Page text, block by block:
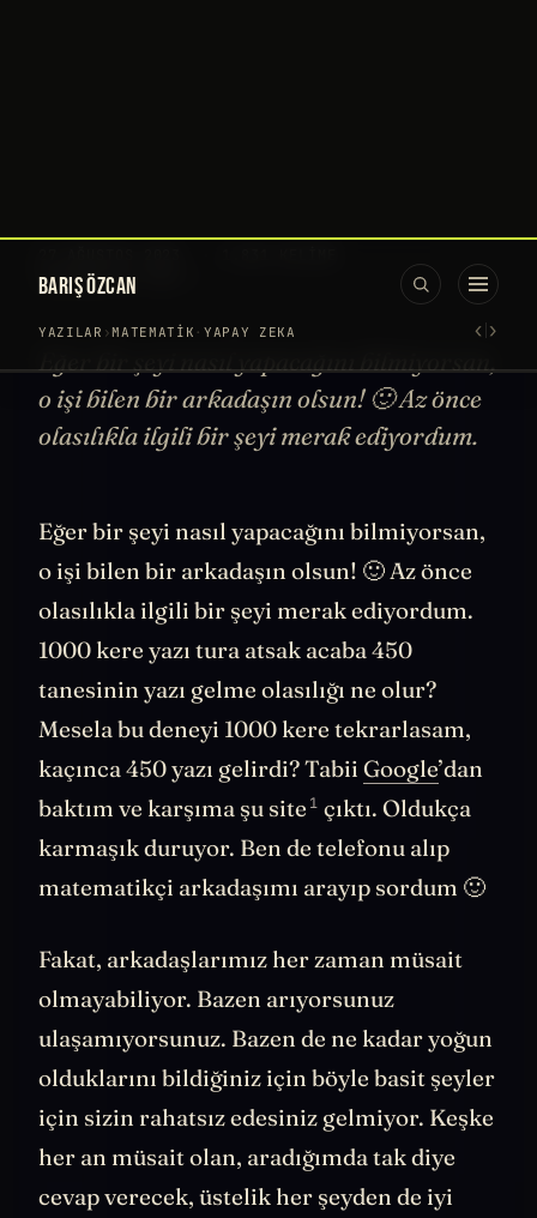
Simülasyonlar
27 AĞUSTOS 2023
Eğer bir şeyi nasıl yapacağını bilmiyorsan,
o işi bilen bir arkadaşın olsun! 🙂 Az önce
Eğer bir şeyi nasıl yapacağını bilmiyorsan,
o işi bilen bir arkadaşın olsun! 🙂 Az önce
olasılıkla ilgili bir şeyi merak ediyordum.
1000 kere yazı tura atsak acaba 450
tanesinin yazı gelme olasılığı ne olur?
Mesela bu deneyi 1000 kere tekrarlasam,
kaçınca 450 yazı gelirdi? TabiiGoogle’dan
baktım ve karşıma şu site 1çıktı. Oldukça
karmaşık duruyor. Ben de telefonu alıp
Fakat, arkadaşlarımız her zaman müsait
olmayabiliyor. Bazen arıyorsunuz
ulaşamıyorsunuz. Bazen de ne kadar yoğun
olduklarını bildiğiniz için böyle basit şeyler
için sizin rahatsız edesiniz gelmiyor. Keşke
her an müsait olan, aradığımda tak diye